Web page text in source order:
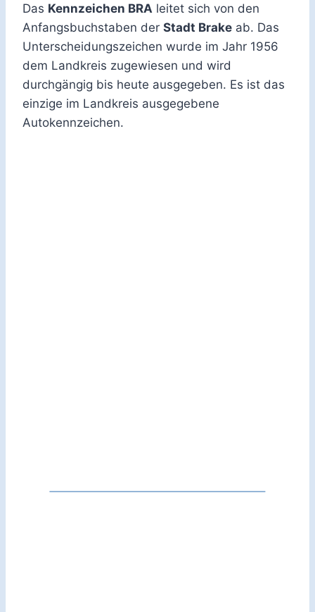
Das Kennzeichen BRA leitet sich von den
Anfangsbuchstaben der Stadt Brake ab. Das
Unterscheidungszeichen wurde im Jahr 1956
dem Landkreis zugewiesen und wird
durchgängig bis heute ausgegeben. Es ist das
einzige im Landkreis ausgegebene
Autokennzeichen.